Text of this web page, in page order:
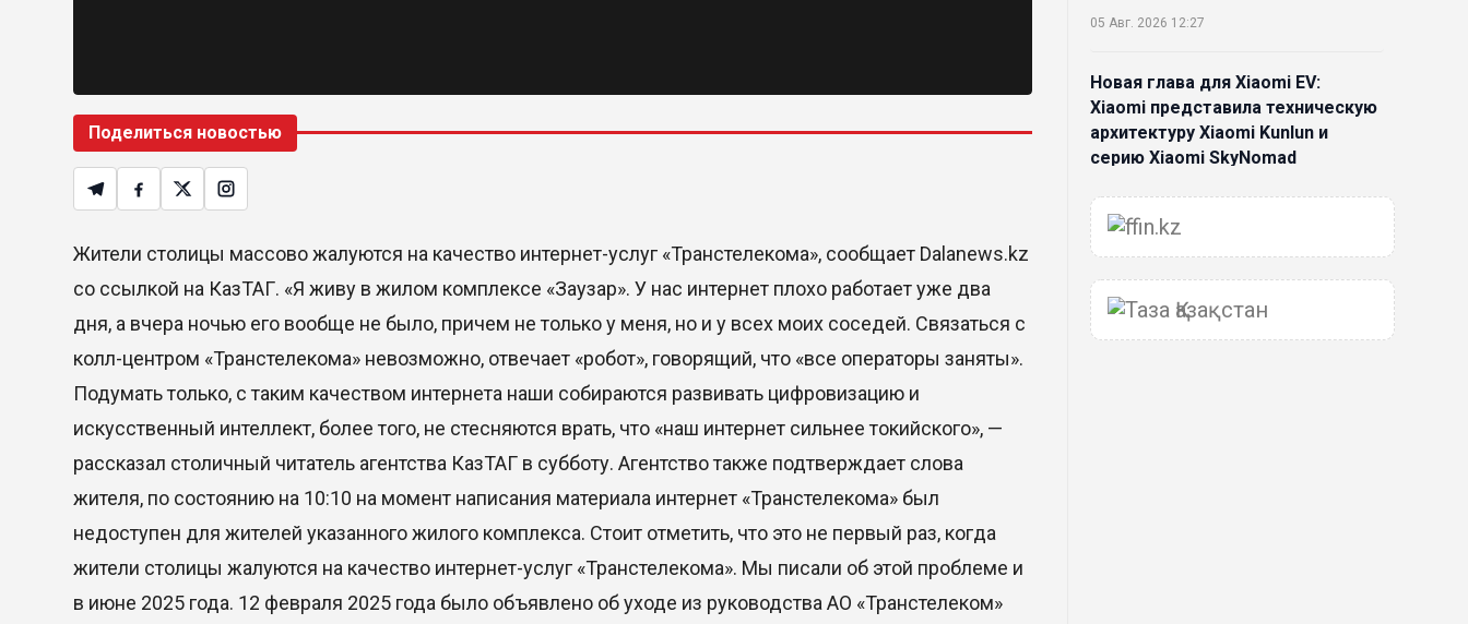
Поделиться новостью
Жители столицы массово жалуются на качество интернет-услуг «Транстелекома», сообщает Dalanews.kz
со ссылкой на КазТАГ. «Я живу в жилом комплексе «Заузар». У нас интернет плохо работает уже два
дня, а вчера ночью его вообще не было, причем не только у меня, но и у всех моих соседей. Связаться с
колл-центром «Транстелекома» невозможно, отвечает «робот», говорящий, что «все операторы заняты».
Подумать только, с таким качеством интернета наши собираются развивать цифровизацию и
искусственный интеллект, более того, не стесняются врать, что «наш интернет сильнее токийского», —
рассказал столичный читатель агентства КазТАГ в субботу. Агентство также подтверждает слова
жителя, по состоянию на 10:10 на момент написания материала интернет «Транстелекома» был
недоступен для жителей указанного жилого комплекса. Стоит отметить, что это не первый раз, когда
жители столицы жалуются на качество интернет-услуг «Транстелекома». Мы писали об этой проблеме и
в июне 2025 года. 12 февраля 2025 года было объявлено об уходе из руководства АО «Транстелеком»
05 Авг. 2026 12:27
Новая глава для Xiaomi EV:
Xiaomi представила техническую
архитектуру Xiaomi Kunlun и
серию Xiaomi SkyNomad
04 Авг. 2026 18:35
В Луну врежется 12-метровый
фрагмент ракеты Falcon 9:
ученые готовятся к
наблюдениям